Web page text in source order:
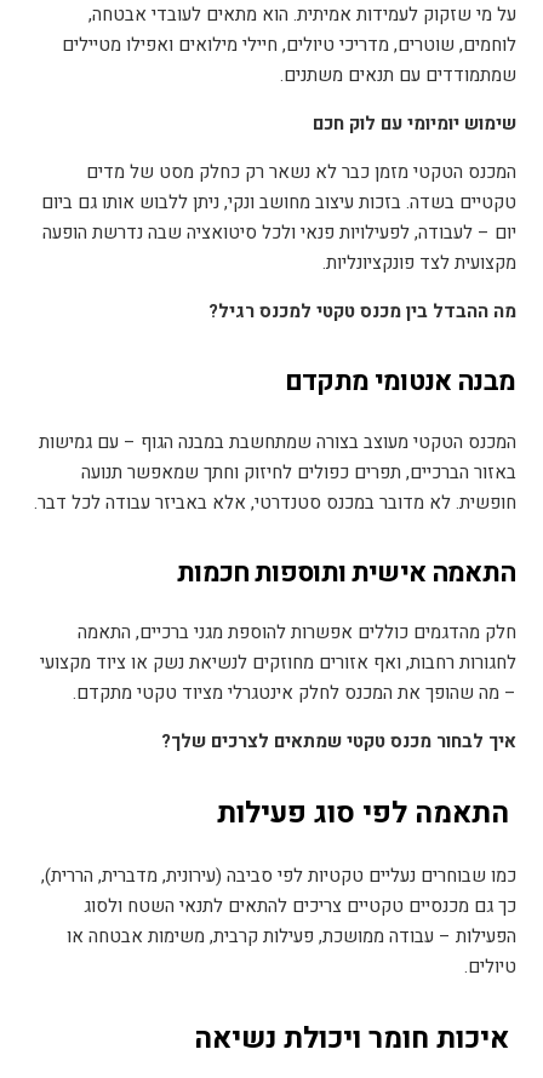
על מי שזקוק לעמידות אמיתית. הוא מתאים לעובדי אבטחה,
לוחמים, שוטרים, מדריכי טיולים, חיילי מילואים ואפילו מטיילים
שמתמודדים עם תנאים משתנים.
שימוש יומיומי עם לוק חכם
המכנס הטקטי מזמן כבר לא נשאר רק כחלק מסט של מדים
טקטיים בשדה. בזכות עיצוב מחושב ונקי, ניתן ללבוש אותו גם ביום
יום – לעבודה, לפעילויות פנאי ולכל סיטואציה שבה נדרשת הופעה
מקצועית לצד פונקציונליות.
מה ההבדל בין מכנס טקטי למכנס רגיל?
מבנה אנטומי מתקדם
המכנס הטקטי מעוצב בצורה שמתחשבת במבנה הגוף – עם גמישות
באזור הברכיים, תפרים כפולים לחיזוק וחתך שמאפשר תנועה
חופשית. לא מדובר במכנס סטנדרטי, אלא באביזר עבודה לכל דבר.
התאמה אישית ותוספות חכמות
חלק מהדגמים כוללים אפשרות להוספת מגני ברכיים, התאמה
לחגורות רחבות, ואף אזורים מחוזקים לנשיאת נשק או ציוד מקצועי
– מה שהופך את המכנס לחלק אינטגרלי מציוד טקטי מתקדם.
איך לבחור מכנס טקטי שמתאים לצרכים שלך?
התאמה לפי סוג פעילות
כמו שבוחרים נעליים טקטיות לפי סביבה (עירונית, מדברית, הררית),
כך גם מכנסיים טקטיים צריכים להתאים לתנאי השטח ולסוג
הפעילות – עבודה ממושכת, פעילות קרבית, משימות אבטחה או
טיולים.
איכות חומר ויכולת נשיאה